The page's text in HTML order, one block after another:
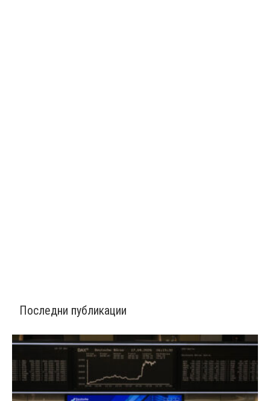
Последни публикации